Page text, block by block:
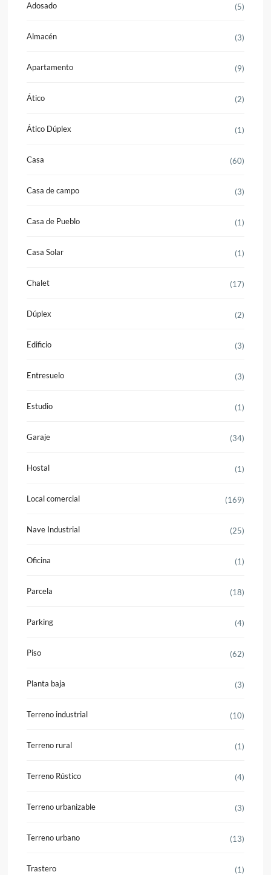
Adosado (5)
Almacén (3)
Apartamento (9)
Ático (2)
Ático Dúplex (1)
Casa (60)
Casa de campo (3)
Casa de Pueblo (1)
Casa Solar (1)
Chalet (17)
Dúplex (2)
Edificio (3)
Entresuelo (3)
Estudio (1)
Garaje (34)
Hostal (1)
Local comercial (169)
Nave Industrial (25)
Oficina (1)
Parcela (18)
Parking (4)
Piso (62)
Planta baja (3)
Terreno industrial (10)
Terreno rural (1)
Terreno Rústico (4)
Terreno urbanizable (3)
Terreno urbano (13)
Trastero (1)